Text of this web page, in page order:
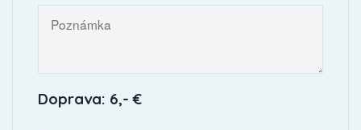
Doprava: 6,- €